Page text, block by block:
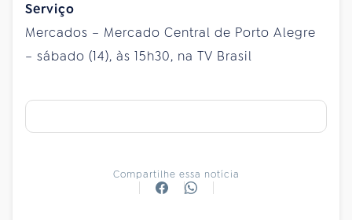
Serviço
Mercados – Mercado Central de Porto Alegre
– sábado (14), às 15h30, na TV Brasil
Compartilhe essa notícia